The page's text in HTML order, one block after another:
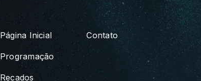
Página Inicial
Programação
Recados
Contato